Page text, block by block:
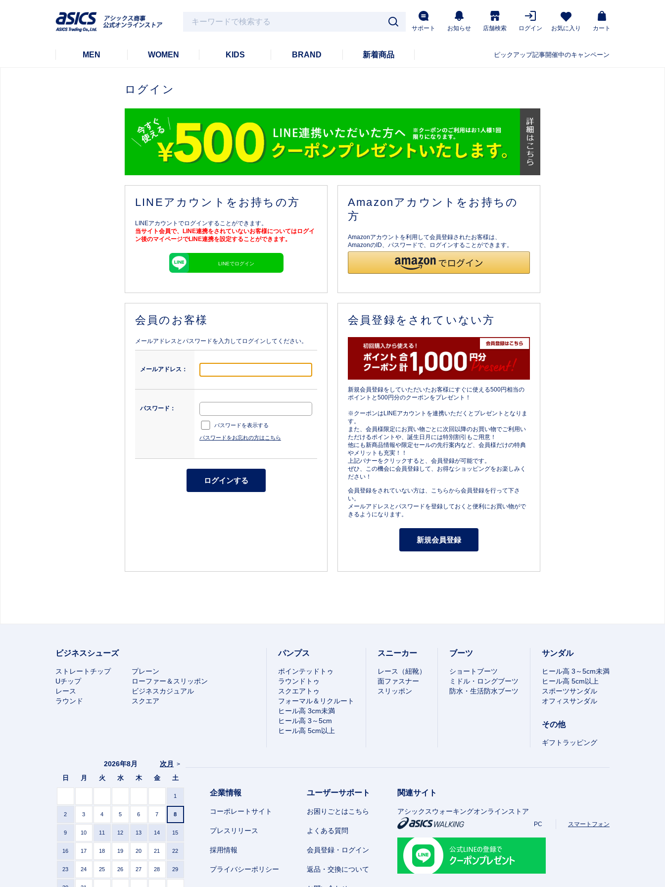
サポート お知らせ 店舗検索 ログイン お気に入り カート
MEN WOMEN KIDS BRAND 新着商品 ピックアップ記事開催中のキャンペーン
ログイン
LINEアカウントをお持ちの方
LINEアカウントでログインすることができます。
当サイト会員で、LINE連携をされていないお客様についてはログイ
ン後のマイページでLINE連携を設定することができます。
LINEでログイン
Amazonアカウントをお持ちの
方
Amazonアカウントを利用して会員登録されたお客様は、
AmazonのID、パスワードで、ログインすることができます。
会員のお客様
メールアドレスとパスワードを入力してログインしてください。
メールアドレス：
パスワード：
パスワードを表示する
パスワードをお忘れの方はこちら
会員登録をされていない方
新規会員登録をしていただいたお客様にすぐに使える500円相当の
ポイントと500円分のクーポンをプレゼント！
※クーポンはLINEアカウントを連携いただくとプレゼントとなりま
す。
また、会員様限定にお買い物ごとに次回以降のお買い物でご利用い
ただけるポイントや、誕生日月には特別割引もご用意！
他にも新商品情報や限定セールの先行案内など、会員様だけの特典
やメリットも充実！！
上記バナーをクリックすると、会員登録が可能です。
ぜひ、この機会に会員登録して、お得なショッピングをお楽しみく
ださい！
会員登録をされていない方は、こちらから会員登録を行って下さ
い。
メールアドレスとパスワードを登録しておくと便利にお買い物がで
きるようになります。
ビジネスシューズ
ストレートチップ
プレーン
Uチップ
ローファー＆スリッポン
レース
ビジネスカジュアル
ラウンド
スクエア
パンプス
ポインテッドトゥ
ラウンドトゥ
スクエアトゥ
フォーマル＆リクルート
ヒール高 3cm未満
ヒール高 3～5cm
ヒール高 5cm以上
スニーカー
レース（紐靴）
面ファスナー
スリッポン
ブーツ
ショートブーツ
ミドル・ロングブーツ
防水・生活防水ブーツ
サンダル
ヒール高 3～5cm未満
ヒール高 5cm以上
スポーツサンダル
オフィスサンダル
その他
ギフトラッピング
次月 >
2026年8月
日 月 火 水 木 金 土
1
2 3 4 5 6 7 8
9 10 11 12 13 14 15
16 17 18 19 20 21 22
23 24 25 26 27 28 29
企業情報
コーポレートサイト
プレスリリース
採用情報
プライバシーポリシー
ユーザーサポート
お困りごとはこちら
よくある質問
会員登録・ログイン
返品・交換について
関連サイト
アシックスウォーキングオンラインストア
PC スマートフォン